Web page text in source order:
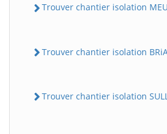
Trouver chantier isolation
Trouver chantier isolation
Trouver chantier isolation